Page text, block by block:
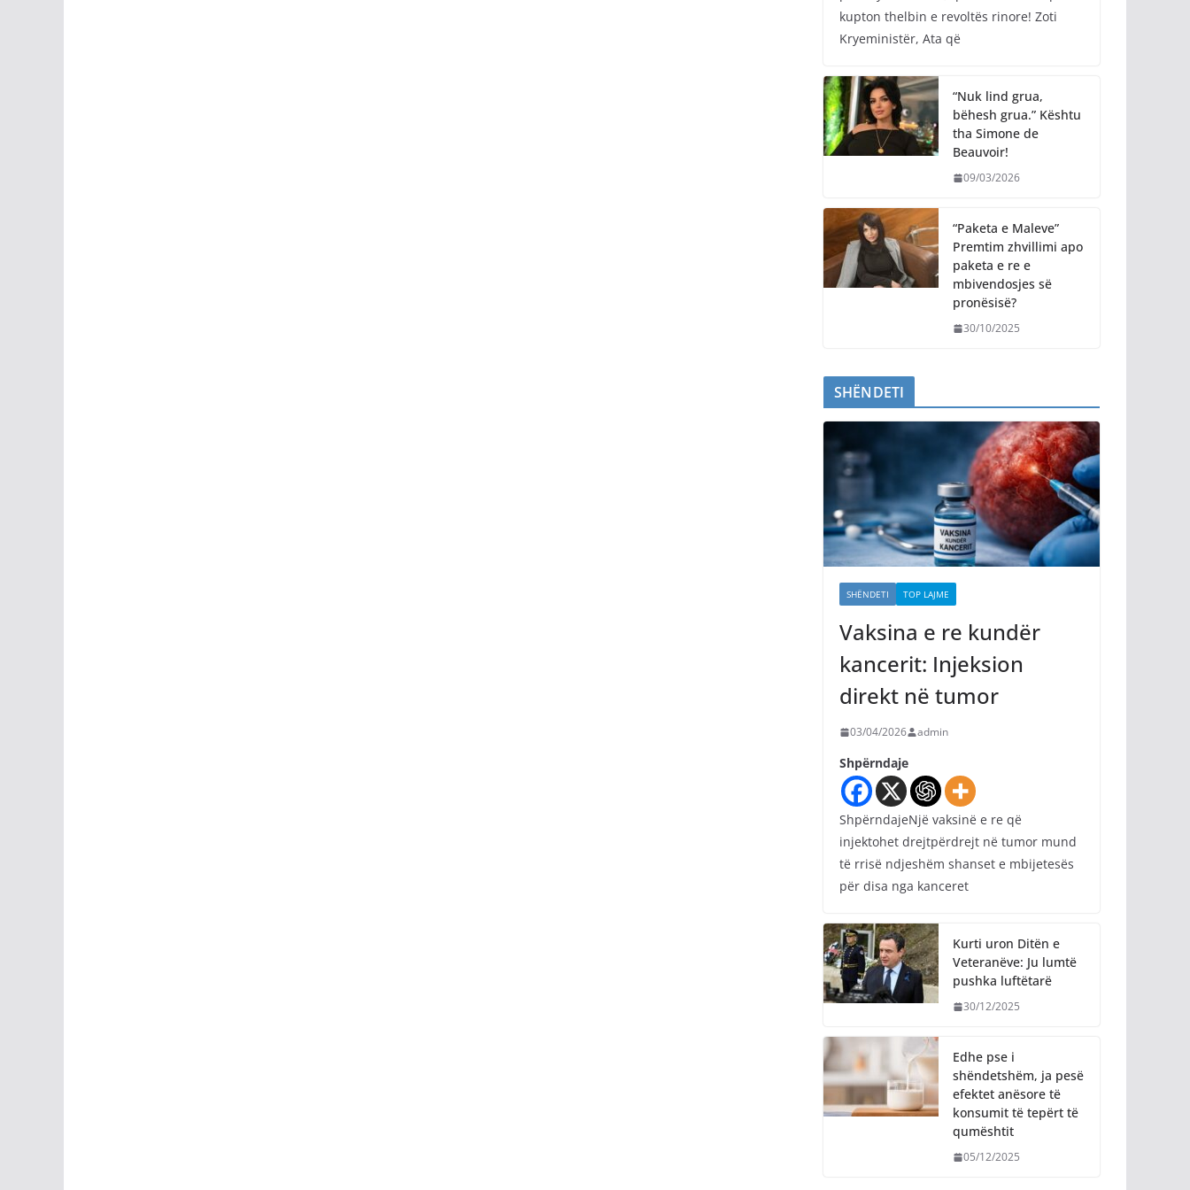
kupton thelbin e revoltës rinore! Zoti
Kryeministër, Ata që
“Nuk lind grua,
bëhesh grua.” Kështu
tha Simone de
Beauvoir!
09/03/2026
“Paketa e Maleve”
Premtim zhvillimi apo
paketa e re e
mbivendosjes së
pronësisë?
30/10/2025
SHËNDETI
SHËNDETI TOP LAJME
Vaksina e re kundër
kancerit: Injeksion
direkt në tumor
03/04/2026 admin
Shpërndaje
ShpërndajeNjë vaksinë e re që
injektohet drejtpërdrejt në tumor mund
të rrisë ndjeshëm shanset e mbijetesës
për disa nga kanceret
Kurti uron Ditën e
Veteranëve: Ju lumtë
pushka luftëtarë
30/12/2025
Edhe pse i
shëndetshëm, ja pesë
efektet anësore të
konsumit të tepërt të
qumështit
05/12/2025